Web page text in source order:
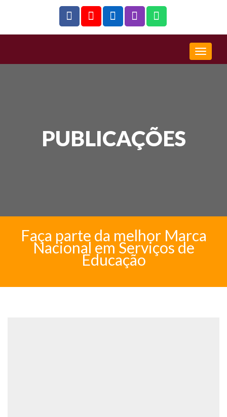
PUBLICAÇÕES
Faça parte da melhor Marca
Nacional em Serviços de
Educação